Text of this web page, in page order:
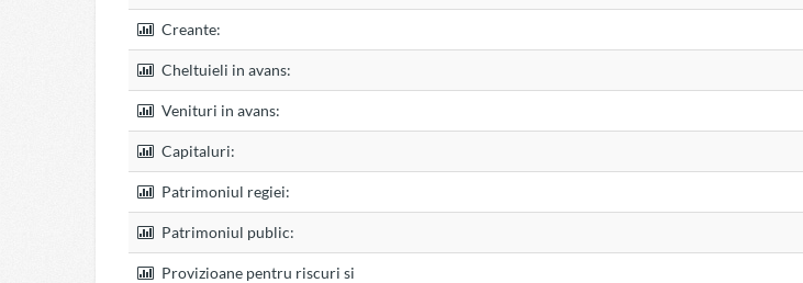
Creante:
Cheltuieli in avans:
Venituri in avans:
Capitaluri:
Patrimoniul regiei:
Patrimoniul public:
Provizioane pentru riscuri si